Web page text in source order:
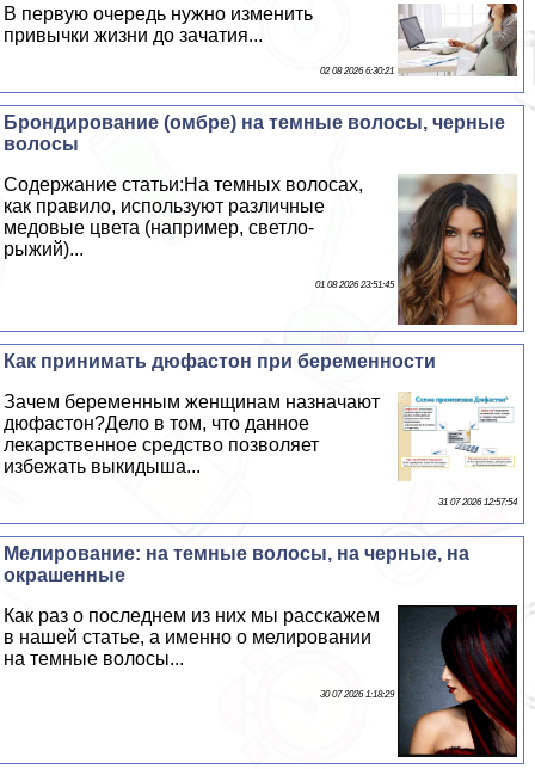
В первую очередь нужно изменить
привычки жизни до зачатия...
02 08 2026 6:30:21
Брондирование (омбре) на темные волосы, черные
волосы
Содержание статьи:На темных волосах,
как правило, используют различные
медовые цвета (например, светло-
рыжий)...
01 08 2026 23:51:45
Как принимать дюфастон при беременности
Зачем беременным женщинам назначают
дюфастон?Дело в том, что данное
лекарственное средство позволяет
избежать выкидыша...
31 07 2026 12:57:54
Мелирование: на темные волосы, на черные, на
окрашенные
Как раз о последнем из них мы расскажем
в нашей статье, а именно о мелировании
на темные волосы...
30 07 2026 1:18:29